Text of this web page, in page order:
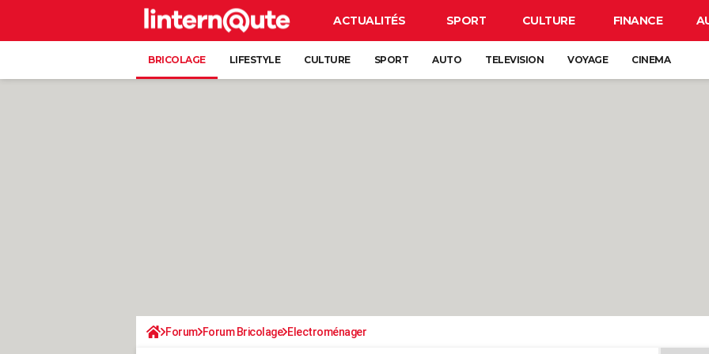
ACTUALITÉS SPORT CULTURE FINANCE
BRICOLAGE LIFESTYLE CULTURE SPORT AUTO TELEVISION VOYAGE CINEMA
Forum Forum Bricolage Electroménager